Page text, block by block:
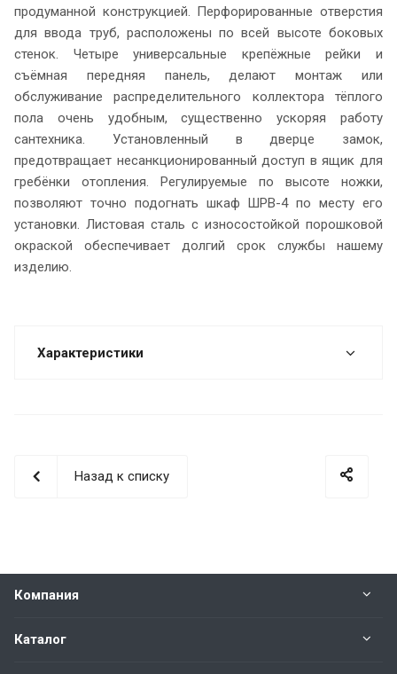
продуманной конструкцией. Перфорированные отверстия
для ввода труб, расположены по всей высоте боковых
стенок. Четыре универсальные крепёжные рейки и
съёмная передняя панель, делают монтаж или
обслуживание распределительного коллектора тёплого
пола очень удобным, существенно ускоряя работу
сантехника. Установленный в дверце замок,
предотвращает несанкционированный доступ в ящик для
гребёнки отопления. Регулируемые по высоте ножки,
позволяют точно подогнать шкаф ШРВ-4 по месту его
установки. Листовая сталь с износостойкой порошковой
окраской обеспечивает долгий срок службы нашему
изделию.
Характеристики
Назад к списку
Компания
Каталог